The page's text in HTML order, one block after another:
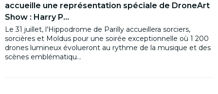
accueille une représentation spéciale de DroneArt
Show : Harry P...
Le 31 juillet, l’Hippodrome de Parilly accueillera sorciers,
sorcières et Moldus pour une soirée exceptionnelle où 1 200
drones lumineux évolueront au rythme de la musique et des
scènes emblématiqu...